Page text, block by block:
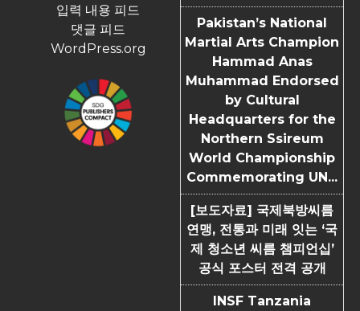
입력 내용 피드
댓글 피드
WordPress.org
Pakistan’s National
Martial Arts Champion
Hammad Anas
Muhammad Endorsed
by Cultural
Headquarters for the
Northern Ssireum
World Championship
Commemorating UN...
[보도자료] 국제북방씨름
연맹, 전통과 미래 잇는 ‘국
제 청소년 씨름 챔피언십’
공식 포스터 전격 공개
INSF Tanzania